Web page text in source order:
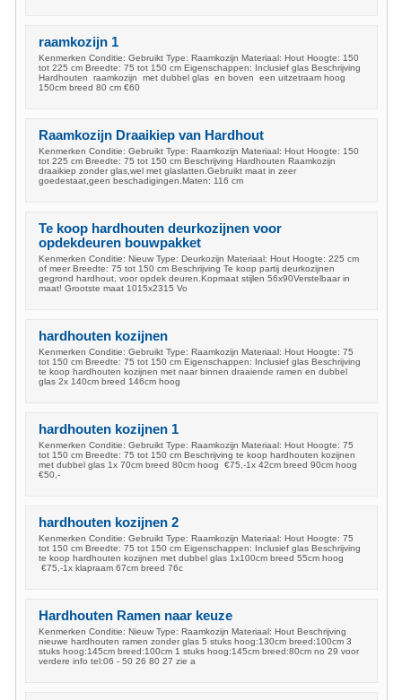
raamkozijn 1
Kenmerken Conditie: Gebruikt Type: Raamkozijn Materiaal: Hout Hoogte: 150
tot 225 cm Breedte: 75 tot 150 cm Eigenschappen: Inclusief glas Beschrijving
Hardhouten raamkozijn met dubbel glas en boven een uitzetraam hoog
150cm breed 80 cm €60
Raamkozijn Draaikiep van Hardhout
Kenmerken Conditie: Gebruikt Type: Raamkozijn Materiaal: Hout Hoogte: 150
tot 225 cm Breedte: 75 tot 150 cm Beschrijving Hardhouten Raamkozijn
draaikiep zonder glas,wel met glaslatten.Gebruikt maat in zeer
goedestaat,geen beschadigingen.Maten: 116 cm
Te koop hardhouten deurkozijnen voor
opdekdeuren bouwpakket
Kenmerken Conditie: Nieuw Type: Deurkozijn Materiaal: Hout Hoogte: 225 cm
of meer Breedte: 75 tot 150 cm Beschrijving Te koop partij deurkozijnen
gegrond hardhout, voor opdek deuren.Kopmaat stijlen 56x90Verstelbaar in
maat! Grootste maat 1015x2315 Vo
hardhouten kozijnen
Kenmerken Conditie: Gebruikt Type: Raamkozijn Materiaal: Hout Hoogte: 75
tot 150 cm Breedte: 75 tot 150 cm Eigenschappen: Inclusief glas Beschrijving
te koop hardhouten kozijnen met naar binnen draaiende ramen en dubbel
glas 2x 140cm breed 146cm hoog
hardhouten kozijnen 1
Kenmerken Conditie: Gebruikt Type: Raamkozijn Materiaal: Hout Hoogte: 75
tot 150 cm Breedte: 75 tot 150 cm Beschrijving te koop hardhouten kozijnen
met dubbel glas 1x 70cm breed 80cm hoog €75,-1x 42cm breed 90cm hoog
€50,-
hardhouten kozijnen 2
Kenmerken Conditie: Gebruikt Type: Raamkozijn Materiaal: Hout Hoogte: 75
tot 150 cm Breedte: 75 tot 150 cm Eigenschappen: Inclusief glas Beschrijving
te koop hardhouten kozijnen met dubbel glas 1x100cm breed 55cm hoog
€75,-1x klapraam 67cm breed 76c
Hardhouten Ramen naar keuze
Kenmerken Conditie: Nieuw Type: Raamkozijn Materiaal: Hout Beschrijving
nieuwe hardhouten ramen zonder glas 5 stuks hoog:130cm breed:100cm 3
stuks hoog:145cm breed:100cm 1 stuks hoog:145cm breed:80cm no 29 voor
verdere info tel:06 - 50 26 80 27 zie a